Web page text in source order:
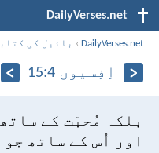
DailyVerses.net
DailyVerses.net
› بائبل کی
اِفِسیوں 4:‏15
بلکہ مُحبّت کے
اور اُس کے ساتھ